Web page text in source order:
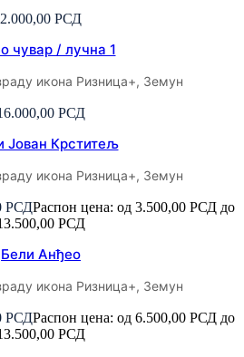
2.000,00 РСД
чувар / лучна 1
икона Ризница+, Земун
РСД
Јован Крститељ
икона Ризница+, Земун
РСДРаспон цена: од 3.500,00 РСД до
РСД
Бели Анђео
икона Ризница+, Земун
РСДРаспон цена: од 6.500,00 РСД до
РСД